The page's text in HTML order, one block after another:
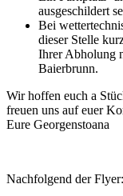
ausgeschildert
Bei
dieser Stelle
Ihrer Abholung
Baierbrunn.
Wir hoffen euch a
freuen uns auf euer
Eure Georgenstoana
Nachfolgend der Flyer: